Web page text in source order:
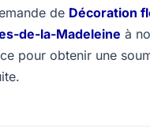
de Décoration
de-la-Madeleine à
pour obtenir une